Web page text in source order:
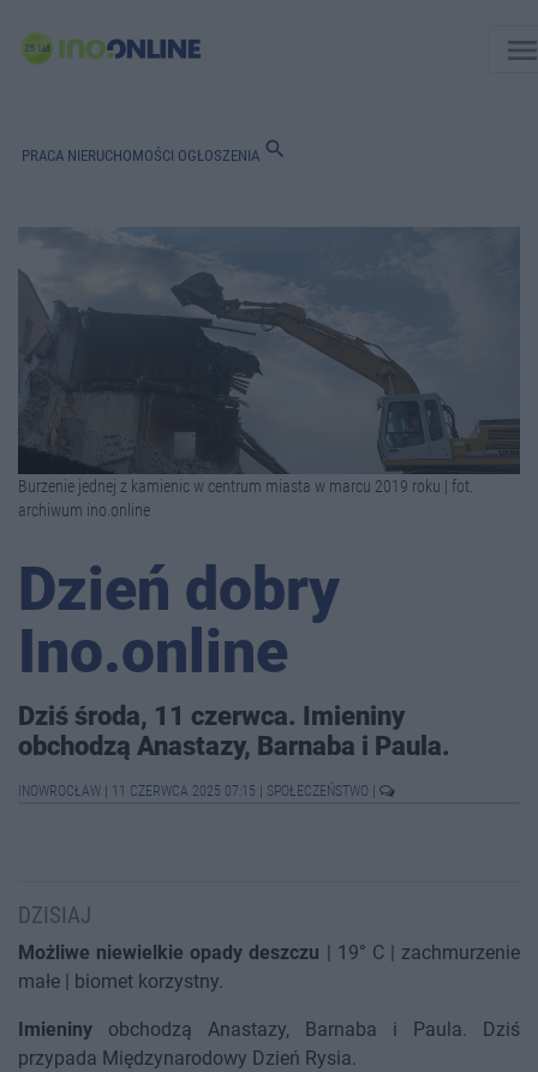
PRACA NIERUCHOMOŚCI OGŁOSZENIA search
Burzenie jednej z kamienic w centrum miasta w marcu 2019 roku | fot.
archiwum ino.online
Dzień dobry
Ino.online
Dziś środa, 11 czerwca. Imieniny
obchodzą Anastazy, Barnaba i Paula.
INOWROCŁAW 11 CZERWCA 2025 07:15 SPOŁECZEŃSTWO
DZISIAJ
Możliwe niewielkie opady deszczu | 19° C | zachmurzenie
małe | biomet korzystny.
Imieniny obchodzą Anastazy, Barnaba i Paula. Dziś
przypada Międzynarodowy Dzień Rysia.